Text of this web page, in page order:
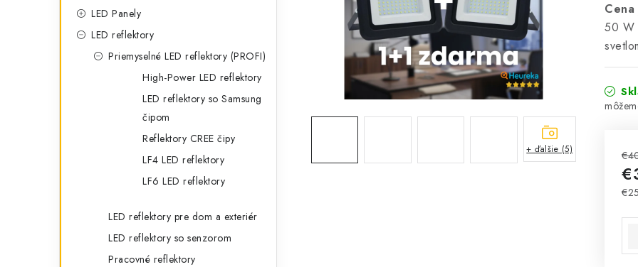
LED Panely
LED reflektory
Priemyselné LED reflektory (PROFI)
High-Power LED reflektory
LED reflektory so Samsung
čipom
Reflektory CREE čipy
LF4 LED reflektory
LF6 LED reflektory
LED reflektory pre dom a exteriér
LED reflektory so senzorom
Pracovné reflektory
50 W
+ ďalšie (5)